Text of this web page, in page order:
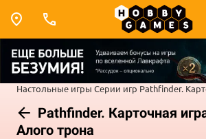
Настольные игры Серии игр Pathfinder.
Pathfinder. Карточная
Алого трона